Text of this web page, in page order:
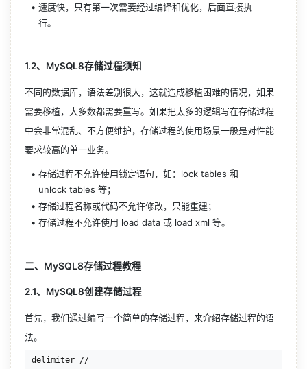
速度快，只有第一次需要经过编译和优化，后面直接执
行。
1.2、MySQL8存储过程须知
不同的数据库，语法差别很大，这就造成移植困难的情况，如果
需要移植，大多数都需要重写。如果把太多的逻辑写在存储过程
中会非常混乱、不方便维护，存储过程的使用场景一般是对性能
要求较高的单一业务。
存储过程不允许使用锁定语句，如：lock tables 和
unlock tables 等；
存储过程名称或代码不允许修改，只能重建；
存储过程不允许使用 load data 或 load xml 等。
二、MySQL8存储过程教程
2.1、MySQL8创建存储过程
首先，我们通过编写一个简单的存储过程，来介绍存储过程的语
法。
delimiter //